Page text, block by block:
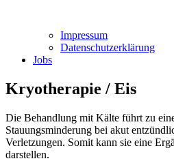
Impressum
Datenschutzerklärung
Jobs
Kryotherapie / Eis
Die Behand­lung mit Kälte führt zu
Stauungs­minderung bei akut
Ver­letzungen. Somit kann sie eine
dar­stellen.